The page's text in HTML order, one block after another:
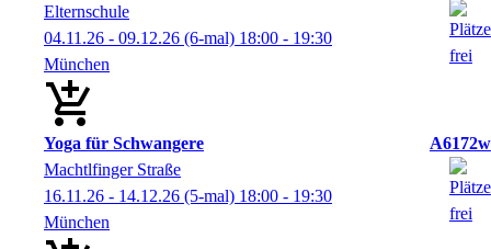
Elternschule
04.11.26 - 09.12.26 (6-mal) 18:00 - 19:30
München
Yoga für Schwangere
A6172w
Machtlfinger Straße
16.11.26 - 14.12.26 (5-mal) 18:00 - 19:30
München